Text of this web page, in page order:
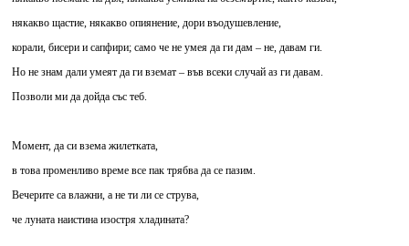
някакво щастие, някакво опиянение, дори въодушевление,
корали, бисери и сапфири; само че не умея да ги дам – не, давам ги.
Но не знам дали умеят да ги вземат – във всеки случай аз ги давам.
Позволи ми да дойда със теб.
Момент, да си взема жилетката,
в това променливо време все пак трябва да се пазим.
Вечерите са влажни, а не ти ли се струва,
че луната наистина изостря хладината?